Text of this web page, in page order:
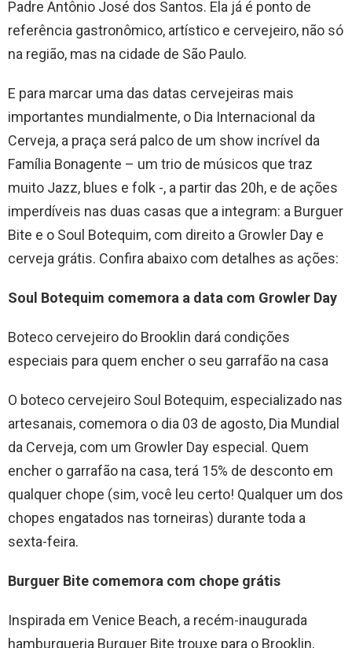
Padre Antônio José dos Santos. Ela já é ponto de
referência gastronômico, artístico e cervejeiro, não só
na região, mas na cidade de São Paulo.
E para marcar uma das datas cervejeiras mais
importantes mundialmente, o Dia Internacional da
Cerveja, a praça será palco de um show incrível da
Família Bonagente – um trio de músicos que traz
muito Jazz, blues e folk -, a partir das 20h, e de ações
imperdíveis nas duas casas que a integram: a Burguer
Bite e o Soul Botequim, com direito a Growler Day e
cerveja grátis. Confira abaixo com detalhes as ações:
Soul Botequim comemora a data com Growler Day
Boteco cervejeiro do Brooklin dará condições
especiais para quem encher o seu garrafão na casa
O boteco cervejeiro Soul Botequim, especializado nas
artesanais, comemora o dia 03 de agosto, Dia Mundial
da Cerveja, com um Growler Day especial. Quem
encher o garrafão na casa, terá 15% de desconto em
qualquer chope (sim, você leu certo! Qualquer um dos
chopes engatados nas torneiras) durante toda a
sexta-feira.
Burguer Bite comemora com chope grátis
Inspirada em Venice Beach, a recém-inaugurada
hamburgueria Burguer Bite trouxe para o Brooklin,